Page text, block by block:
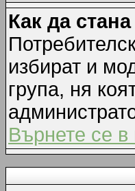
Как да
избират и
група, ня
Върнете се в